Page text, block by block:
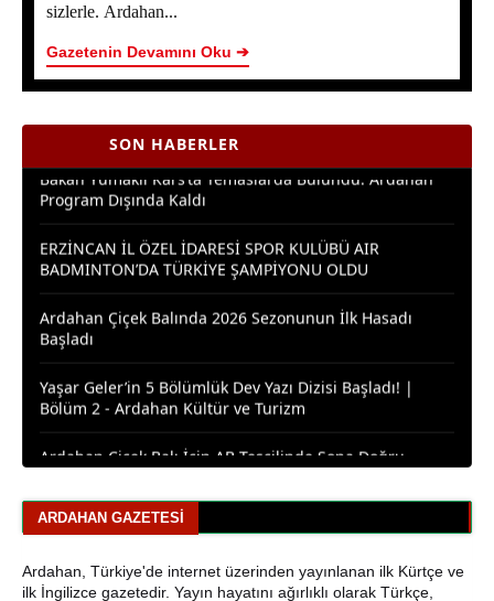
sizlerle. Ardahan...
Gazetenin Devamını Oku ➔
SON HABERLER
Kuvvetli Yağış ve Rüzgar Uyarısı: Ardahan Dahil Birçok
Kent İçin Alarm Verildi
SÜRÜ PSİKOLOJİSİNDE SİYASET
Bakan Yumaklı Kars’ta Temaslarda Bulundu: Ardahan
ERZİNCAN İL ÖZEL İDARESİ SPOR KULÜBÜ AIR
Ardahan Çiçek Balında 2026 Sezonunun İlk Hasadı
Yaşar Geler’in 5 Bölümlük Dev Yazı Dizisi Başladı! |
Ardahan Çiçek Balı İçin AB Tescilinde Sona Doğru
Yaşar Geler’in 5 Bölümlük Dev Yazı Dizisi Başladı! |
Posof’ta 2. Kültür ve Sanat Festivali Coşkusu
Ardahanlı Yazarımız Fakir Yılmaz'ın Ağustos 2026
ARDAHAN GAZETESI
Ardahan, Türkiye'de internet üzerinden yayınlanan ilk Kürtçe ve
ilk İngilizce gazetedir. Yayın hayatını ağırlıklı olarak Türkçe,